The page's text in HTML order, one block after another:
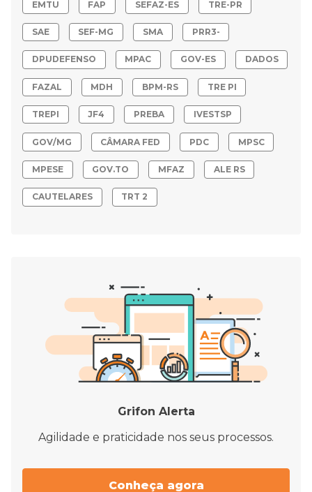
EMTU FAP SEFAZ-ES TRE-PR
SAE SEF-MG SMA PRR3-
DPUDEFENSO MPAC GOV-ES DADOS
FAZAL MDH BPM-RS TRE PI
TREPI JF4 PREBA IVESTSP
GOV/MG CÂMARA FED PDC MPSC
MPESE GOV.TO MFAZ ALE RS
CAUTELARES TRT 2
Grifon Alerta
Agilidade e praticidade nos seus processos.
Conheça agora